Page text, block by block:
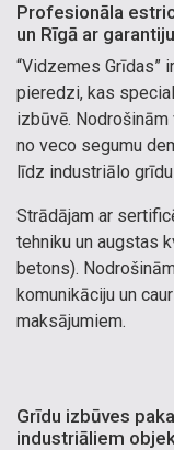
Profesionāla
un Rīgā ar garantiju
“Vidzemes Grīdas”
pieredzi, kas
izbūvē.
no veco segumu
līdz industriālo
Strādājam ar
tehniku un augstas
betons).
komunikāciju un
maksājumiem.
Grīdu izbūves
industriāliem